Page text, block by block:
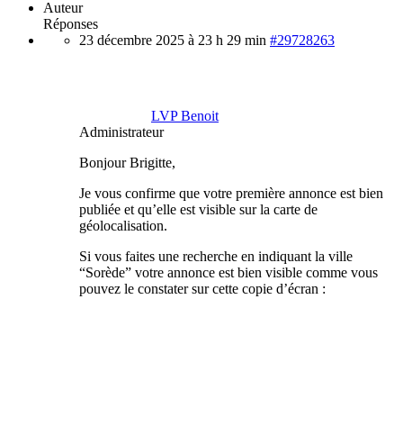
Auteur
Réponses
23 décembre 2025 à 23 h 29 min #29728263
LVP Benoit
Administrateur
Bonjour Brigitte,
Je vous confirme que votre première annonce est bien
publiée et qu’elle est visible sur la carte de
géolocalisation.
Si vous faites une recherche en indiquant la ville
“Sorède” votre annonce est bien visible comme vous
pouvez le constater sur cette copie d’écran :